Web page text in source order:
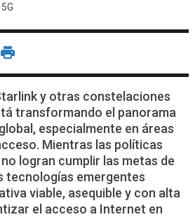
5G
y otras constelaciones
transformando el panorama
especialmente en áreas
Mientras las políticas
logran cumplir las metas de
tecnologías emergentes
viable, asequible y con alta
el acceso a Internet en